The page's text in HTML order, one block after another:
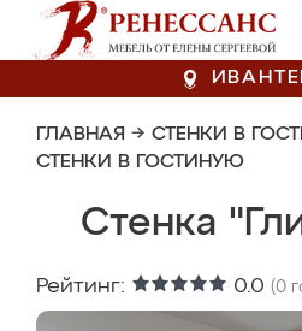
ГЛАВНАЯ → СТЕНКИ В
СТЕНКИ В ГОСТИНУЮ
Стенка
Рейтинг: 0.0 (0